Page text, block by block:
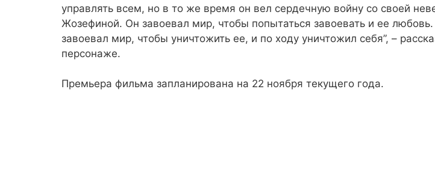
управлять всем, но в то же время он вел сердечную войну со своей
Жозефиной. Он завоевал мир, чтобы попытаться завоевать и ее любовь.
завоевал мир, чтобы уничтожить ее, и по ходу уничтожил себя”, –
персонаже.
Премьера фильма запланирована на 22 ноября текущего года.